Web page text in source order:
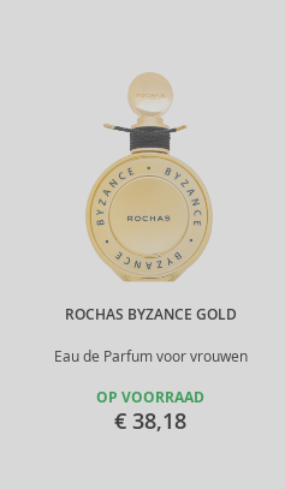
ROCHAS BYZANCE GOLD
Eau de Parfum voor vrouwen
OP VOORRAAD
€ 38,18